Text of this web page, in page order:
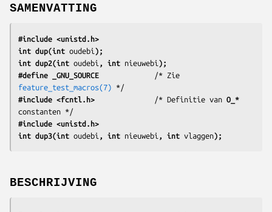
SAMENVATTING
#include <unistd.h>
int dup(int oudebi );
int dup2(int oudebi , int nieuwebi );
#define _GNU_SOURCE
feature_test_macros(7)
#include <fcntl.h>
              /* Definitie van
O_*
#include <unistd.h>
int dup3(int oudebi , int nieuwebi , int vlaggen);
BESCHRIJVING